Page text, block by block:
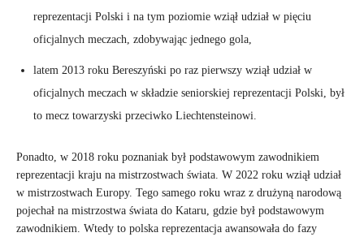
reprezentacji Polski i na tym poziomie wziął udział w pięciu
oficjalnych meczach, zdobywając jednego gola,
latem 2013 roku Bereszyński po raz pierwszy wziął udział w
oficjalnych meczach w składzie seniorskiej reprezentacji Polski, był
to mecz towarzyski przeciwko Liechtensteinowi.
Ponadto, w 2018 roku poznaniak był podstawowym zawodnikiem
reprezentacji kraju na mistrzostwach świata. W 2022 roku wziął udział
w mistrzostwach Europy. Tego samego roku wraz z drużyną narodową
pojechał na mistrzostwa świata do Kataru, gdzie był podstawowym
zawodnikiem. Wtedy to polska reprezentacja awansowała do fazy